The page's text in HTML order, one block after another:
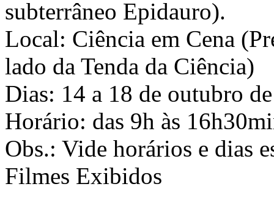
subterrâneo Epidauro).
Local: Ciência em Cena
lado da Tenda da Ciência)
Dias: 14 a 18 de outubro
Horário: das 9h às
Obs.: Vide horários e dias
Filmes Exibidos